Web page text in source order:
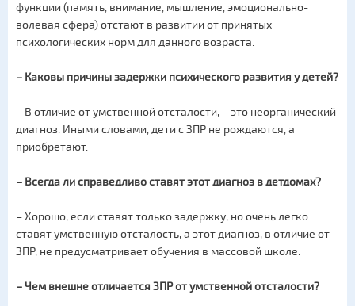
функции (память, внимание, мышление, эмоционально-
волевая сфера) отстают в развитии от принятых
психологических норм для данного возраста.
– Каковы причины задержки психического развития у детей?
– В отличие от умственной отсталости, – это неорганический
диагноз. Иными словами, дети с ЗПР не рождаются, а
приобретают.
– Всегда ли справедливо ставят этот диагноз в детдомах?
– Хорошо, если ставят только задержку, но очень легко
ставят умственную отсталость, а этот диагноз, в отличие от
ЗПР, не предусматривает обучения в массовой школе.
– Чем внешне отличается ЗПР от умственной отсталости?